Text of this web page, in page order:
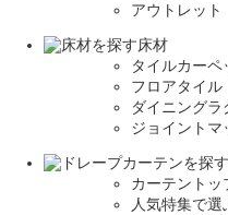
アウトレット
床材
タイルカーペ
フロアタイル
ダイニング
ジョイントマ
カーテントッ
人気特集で選